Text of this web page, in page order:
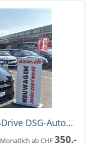
CUPRA Formentor 2.0TSi VZ 4Drive DSG-Automat -42%!
Monatlich ab CHF350.-